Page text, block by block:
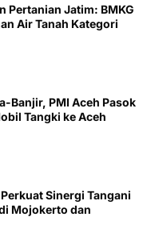
Pertanian Jatim: BMKG
Air Tanah Kategori
Banjir, PMI Aceh Pasok
Tangki ke Aceh
Sinergi Tangani
Mojokerto dan